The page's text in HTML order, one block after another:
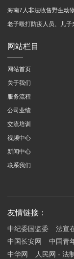
网站栏目
网站首页
关于我们
服务流程
公司业绩
交流培训
视频中心
新闻中心
联系我们
友情链接：
中纪委国监委 法宣
中国长安网
中国青
中华网
人民网 - 法